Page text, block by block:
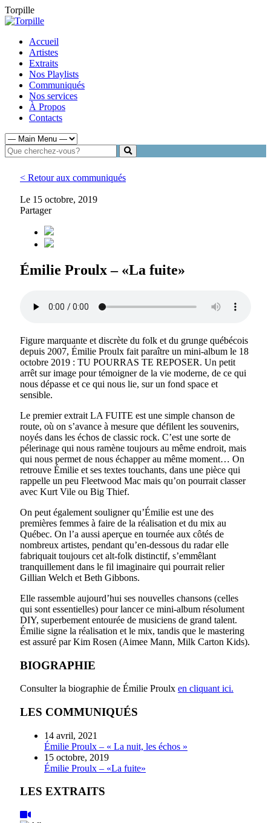
Torpille
Accueil
Artistes
Extraits
Nos Playlists
Communiqués
Nos services
À Propos
Contacts
< Retour aux communiqués
Le 15 octobre, 2019
Partager
Émilie Proulx – «La fuite»
Figure marquante et discrète du folk et du grunge québécois
depuis 2007, Émilie Proulx fait paraître un mini-album le 18
octobre 2019 : TU POURRAS TE REPOSER. Un petit
arrêt sur image pour témoigner de la vie moderne, de ce qui
nous dépasse et ce qui nous lie, sur un fond space et
sensible.
Le premier extrait LA FUITE est une simple chanson de
route, où on s’avance à mesure que défilent les souvenirs,
noyés dans les échos de classic rock. C’est une sorte de
pélerinage qui nous ramène toujours au même endroit, mais
qui nous permet de nous échapper au même moment… On
retrouve Émilie et ses textes touchants, dans une pièce qui
rappelle un peu Fleetwood Mac mais qu’on pourrait classer
avec Kurt Vile ou Big Thief.
On peut également souligner qu’Émilie est une des
premières femmes à faire de la réalisation et du mix au
Québec. On l’a aussi aperçue en tournée aux côtés de
nombreux artistes, pendant qu’en-dessous du radar elle
fabriquait toujours cet alt-folk distinctif, s’emmêlant
tranquillement dans le fil imaginaire qui pourrait relier
Gillian Welch et Beth Gibbons.
Elle rassemble aujourd’hui ses nouvelles chansons (celles
qui sont essentielles) pour lancer ce mini-album résolument
DIY, superbement entourée de musiciens de grand talent.
Émilie signe la réalisation et le mix, tandis que le mastering
est assuré par Kim Rosen (Aimee Mann, Milk Carton Kids).
BIOGRAPHIE
Consulter la biographie de Émilie Proulx en cliquant ici.
LES COMMUNIQUÉS
14 avril, 2021
Émilie Proulx – « La nuit, les échos »
15 octobre, 2019
Émilie Proulx – «La fuite»
LES EXTRAITS